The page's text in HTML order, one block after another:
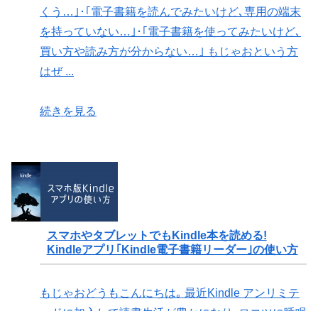
くう…｣･｢電子書籍を読んでみたいけど､専用の端末
を持っていない…｣･｢電子書籍を使ってみたいけど､
買い方や読み方が分からない…｣ もじゃおという方
はぜ ...
続きを見る
スマホやタブレットでもKindle本を読める!
Kindleアプリ｢Kindle電子書籍リーダー｣の使い方
もじゃおどうもこんにちは｡ 最近Kindle アンリミテ